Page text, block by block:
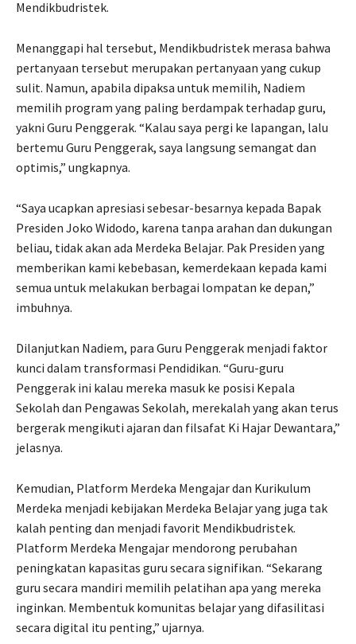
Mendikbudristek.
Menanggapi hal tersebut, Mendikbudristek merasa bahwa
pertanyaan tersebut merupakan pertanyaan yang cukup
sulit. Namun, apabila dipaksa untuk memilih, Nadiem
memilih program yang paling berdampak terhadap guru,
yakni Guru Penggerak. “Kalau saya pergi ke lapangan, lalu
bertemu Guru Penggerak, saya langsung semangat dan
optimis,” ungkapnya.
“Saya ucapkan apresiasi sebesar-besarnya kepada Bapak
Presiden Joko Widodo, karena tanpa arahan dan dukungan
beliau, tidak akan ada Merdeka Belajar. Pak Presiden yang
memberikan kami kebebasan, kemerdekaan kepada kami
semua untuk melakukan berbagai lompatan ke depan,”
imbuhnya.
Dilanjutkan Nadiem, para Guru Penggerak menjadi faktor
kunci dalam transformasi Pendidikan. “Guru-guru
Penggerak ini kalau mereka masuk ke posisi Kepala
Sekolah dan Pengawas Sekolah, merekalah yang akan terus
bergerak mengikuti ajaran dan filsafat Ki Hajar Dewantara,”
jelasnya.
Kemudian, Platform Merdeka Mengajar dan Kurikulum
Merdeka menjadi kebijakan Merdeka Belajar yang juga tak
kalah penting dan menjadi favorit Mendikbudristek.
Platform Merdeka Mengajar mendorong perubahan
peningkatan kapasitas guru secara signifikan. “Sekarang
guru secara mandiri memilih pelatihan apa yang mereka
inginkan. Membentuk komunitas belajar yang difasilitasi
secara digital itu penting,” ujarnya.